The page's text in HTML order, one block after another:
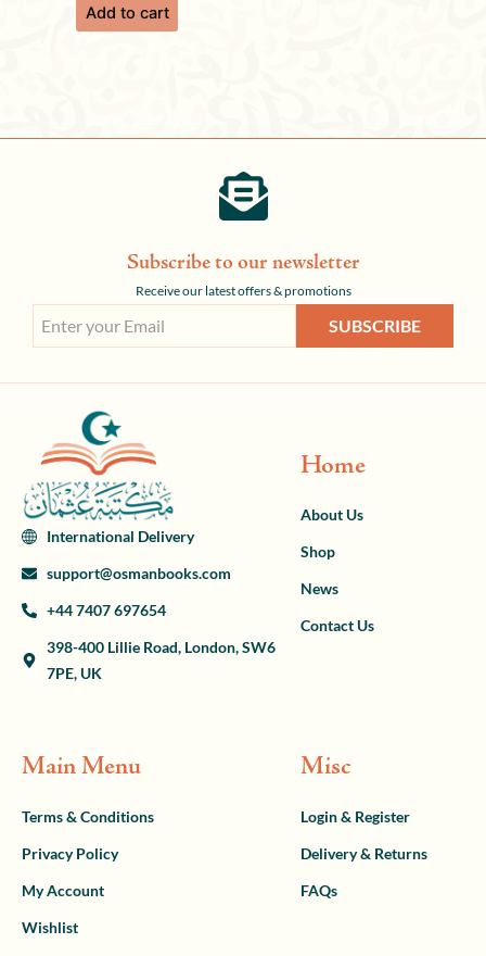
Add to cart
Subscribe to our newsletter
Receive our latest offers & promotions
SUBSCRIBE
International Delivery
support@osmanbooks.com
+44 7407 697654
398-400 Lillie Road, London, SW6
7PE, UK
Home
About Us
Shop
News
Contact Us
Main Menu
Terms & Conditions
Privacy Policy
My Account
Wishlist
Misc
Login & Register
Delivery & Returns
FAQs